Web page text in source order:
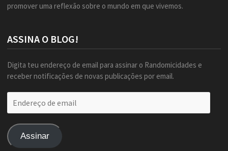
promover uma reflexão sobre o mundo em que vivemos.
ASSINA O BLOG!
Digita teu endereço de email para assinar o Randomicidades e
receber notificações de novas publicações por email.
de
Assinar